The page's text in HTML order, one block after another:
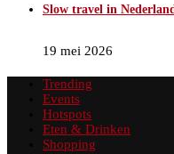
Slow travel in
19 mei 2026
Trending
Events
Hotspots
Eten & Drinken
Shopping